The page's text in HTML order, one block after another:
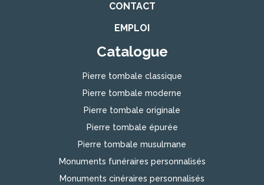
CONTACT
EMPLOI
Catalogue
Pierre tombale classique
Pierre tombale moderne
Pierre tombale originale
Pierre tombale épurée
Pierre tombale musulmane
Monuments funéraires personnalisés
Monuments cinéraires personnalisés